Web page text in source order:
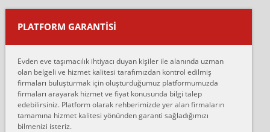
yapıştırm...
Murat:
çalıştıklarını, müş...
Ahmet:
Lüleburgaz güngünes evden eve naklyat eşyalarımı taşımak için
anlaştık sabah eve geldiklerinde de eşyalarımı düzgün şekilde
sarcaz demelerine r...
PLATFORM GARANTİSİ
Evden eve taşımacılık ihtiyacı duyan kişiler ile alanında uzman
olan belgeli ve hizmet kalitesi tarafımızdan kontrol edilmiş
firmaları buluşturmak için oluşturduğumuz platformumuzda
firmaları arayarak hizmet ve fiyat konusunda bilgi talep
edebilirsiniz. Platform olarak rehberimizde yer alan firmaların
tamamına hizmet kalitesi yönünden garanti sağladığımızı
bilmenizi isteriz.